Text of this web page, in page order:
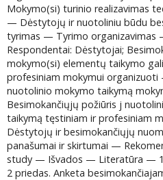
Mokymo(si) turinio realizavimas
— Dėstytojų ir nuotoliniu būdu
tyrimas — Tyrimo
Respondentai: Dėstytojai;
mokymo(si) elementų taikymo
profesiniam mokymui
nuotolinio mokymo taikymą
Besimokančiųjų požiūris j
taikymą tęstiniam ir profesiniam
Dėstytojų ir besimokančiųjų
panašumai ir skirtumai —
study — Išvados — Literatūra —
2 priedas. Anketa